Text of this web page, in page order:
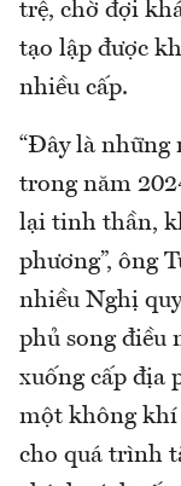
trệ, chờ đợi
tạo lập được
nhiều cấp.
“Đây là những
trong năm
lại tinh thần,
phương”, ông
nhiều Nghị
phủ song điều
xuống cấp địa
một không
cho quá trình